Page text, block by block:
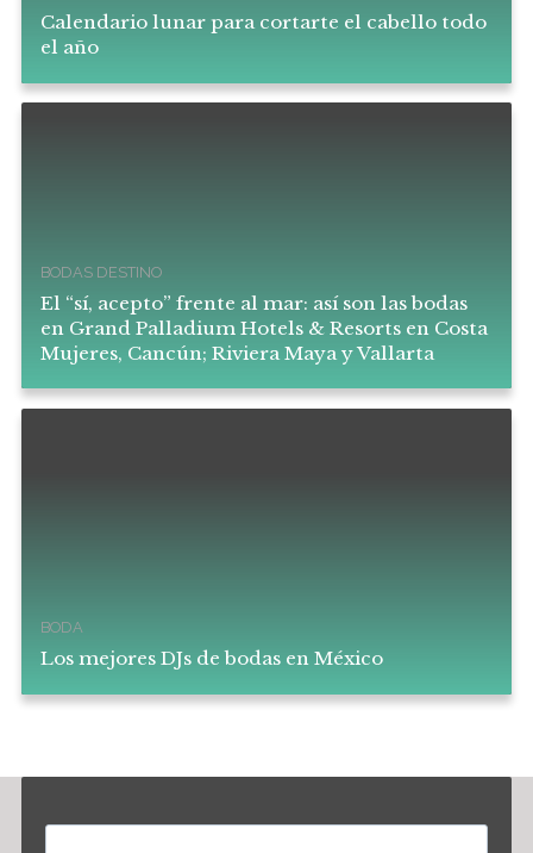
Calendario lunar para cortarte el cabello todo
el año
BODAS DESTINO
El “sí, acepto” frente al mar: así son las bodas
en Grand Palladium Hotels & Resorts en Costa
Mujeres, Cancún; Riviera Maya y Vallarta
BODA
Los mejores DJs de bodas en México